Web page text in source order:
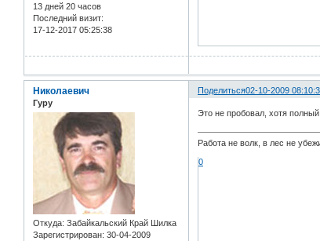
13 дней 20 часов
Последний визит:
17-12-2017 05:25:38
Поделиться02-10-2009
Николаевич
Гуру
Откуда: Забайкальский Край Шилка
Зарегистрирован: 30-04-2009
Это не пробовал, хотя
Работа не волк, в лес не
0